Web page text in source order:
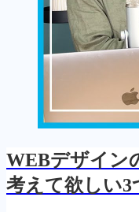
WEBデザイン
考えて欲しい3